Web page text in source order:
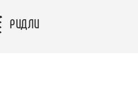
РИДЛИ